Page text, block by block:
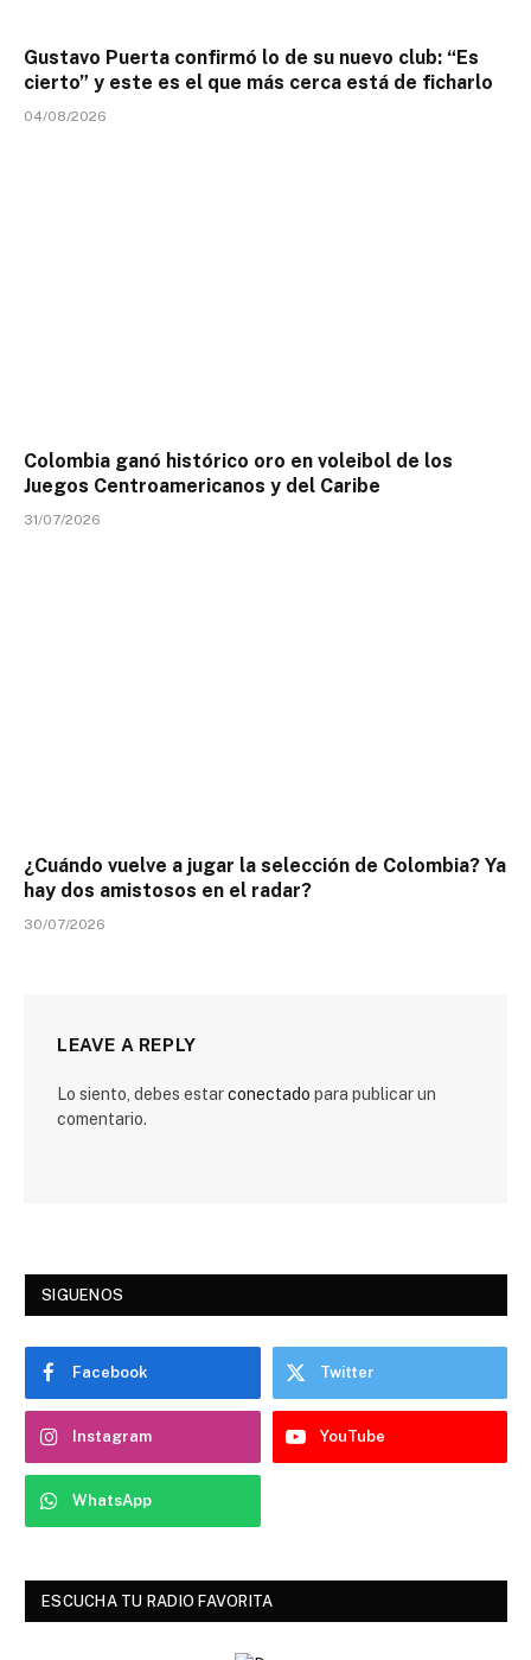
Gustavo Puerta confirmó lo de su nuevo club: “Es
cierto” y este es el que más cerca está de ficharlo
04/08/2026
Colombia ganó histórico oro en voleibol de los
Juegos Centroamericanos y del Caribe
31/07/2026
¿Cuándo vuelve a jugar la selección de Colombia? Ya
hay dos amistosos en el radar?
30/07/2026
LEAVE A REPLY
Lo siento, debes estarconectado para publicar un
comentario.
SIGUENOS
Facebook Twitter
Instagram YouTube
WhatsApp
ESCUCHA TU RADIO FAVORITA